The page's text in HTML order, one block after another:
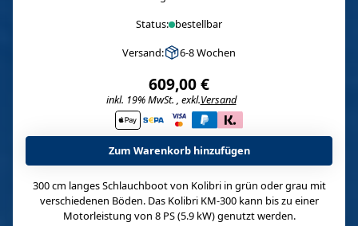
Status: bestellbar
Versand:
6-8 Wochen
609,00 €
inkl. 19% MwSt. , exkl.Versand
Zum Warenkorb hinzufügen
300 cm langes Schlauchboot von Kolibri in grün oder grau mit
verschiedenen Böden. Das Kolibri KM-300 kann bis zu einer
Motorleistung von 8 PS (5.9 kW) genutzt werden.